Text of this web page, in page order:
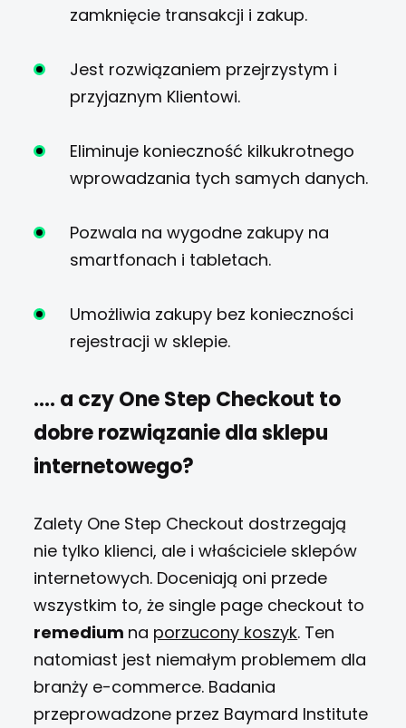
zamknięcie transakcji i zakup.
Jest rozwiązaniem przejrzystym i
przyjaznym Klientowi.
Eliminuje konieczność kilkukrotnego
wprowadzania tych samych danych.
Pozwala na wygodne zakupy na
smartfonach i tabletach.
Umożliwia zakupy bez konieczności
rejestracji w sklepie.
…. a czy One Step Checkout to
dobre rozwiązanie dla sklepu
internetowego?
Zalety One Step Checkout dostrzegają
nie tylko klienci, ale i właściciele sklepów
internetowych. Doceniają oni przede
wszystkim to, że single page checkout to
remedium na porzucony koszyk. Ten
natomiast jest niemałym problemem dla
branży e-commerce. Badania
przeprowadzone przez Baymard Institute